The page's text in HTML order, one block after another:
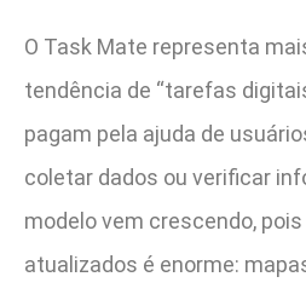
O Task Mate representa
tendência de “tarefas
pagam pela ajuda de
coletar dados ou verificar
modelo vem crescendo,
atualizados é enorme: